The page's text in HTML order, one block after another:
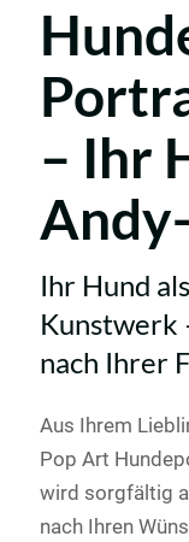
– Ihr
Ihr Hund
Kunstwerk
nach Ihrer
Aus Ihrem
Pop Art
wird sorgfältig
nach Ihren